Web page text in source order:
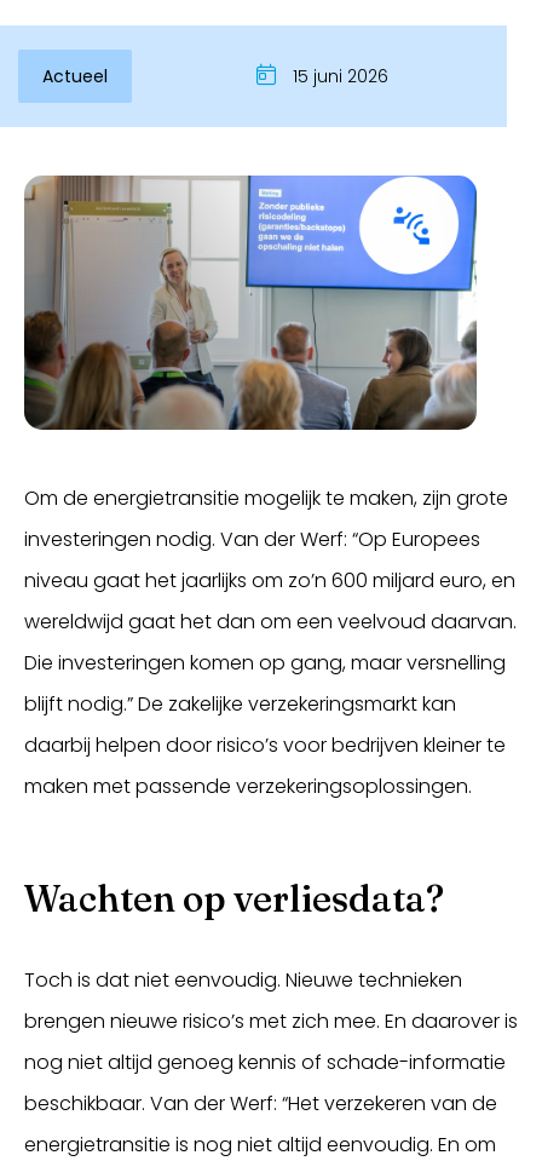
Actueel 15 juni 2026
Om de energietransitie mogelijk te maken, zijn grote
investeringen nodig. Van der Werf: “Op Europees
niveau gaat het jaarlijks om zo’n 600 miljard euro, en
wereldwijd gaat het dan om een veelvoud daarvan.
Die investeringen komen op gang, maar versnelling
blijft nodig.” De zakelijke verzekeringsmarkt kan
daarbij helpen door risico’s voor bedrijven kleiner te
maken met passende verzekeringsoplossingen.
Wachten op verliesdata?
Toch is dat niet eenvoudig. Nieuwe technieken
brengen nieuwe risico’s met zich mee. En daarover is
nog niet altijd genoeg kennis of schade-informatie
beschikbaar. Van der Werf: “Het verzekeren van de
energietransitie is nog niet altijd eenvoudig. En om